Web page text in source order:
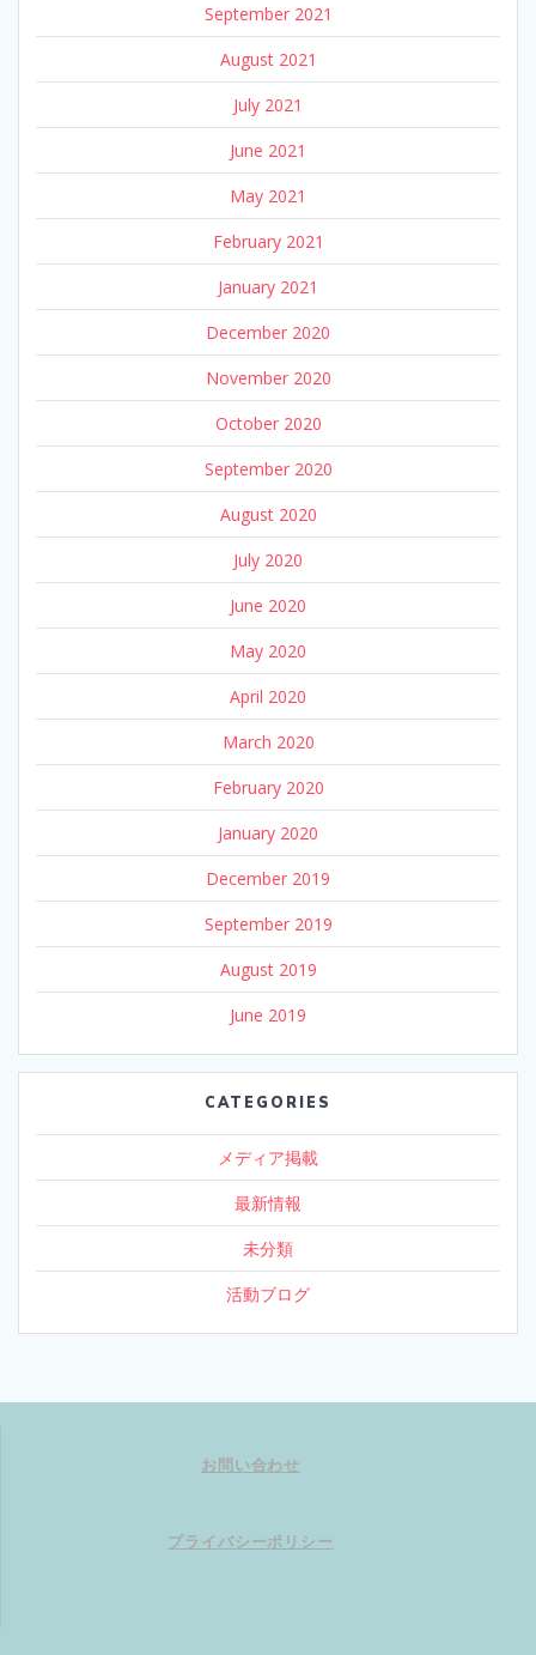
September 2021
August 2021
July 2021
June 2021
May 2021
February 2021
January 2021
December 2020
November 2020
October 2020
September 2020
August 2020
July 2020
June 2020
May 2020
April 2020
March 2020
February 2020
January 2020
December 2019
September 2019
August 2019
June 2019
CATEGORIES
メディア掲載
最新情報
未分類
活動ブログ
お問い合わせ
プライバシーポリシー